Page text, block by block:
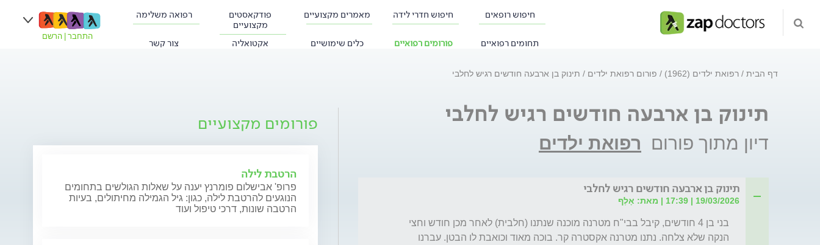
חיפוש רופאים חיפוש חדרי לידה מאמרים מקצועיים
פודקאסטים
מקצועיים
רפואה משלימה
תחומים רפואיים פורומים רפואיים כלים שימושיים אקטואליה צור קשר
התחבר הרשם
דף הבית רפואת ילדים (1962) פורום רפואת ילדים תינוק בן ארבעה חודשים רגיש לחלבי
תינוק בן ארבעה חודשים רגיש לחלבי
דיון מתוך פורום רפואת ילדים
תינוק בן ארבעה חודשים רגיש לחלבי
19/03/2026 | 17:39 | מאת: אָלֶף
פורומים מקצועיים
הרטבת לילה
פרופ' אבישלום פומרנץ יענה על שאלות הגולשים בתחומים
הנוגעים להרטבת לילה, כגון: גיל הגמילה מחיתולים, בעיות
הרטבה שונות, דרכי טיפול ועוד